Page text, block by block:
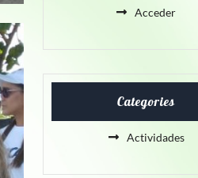
Acceder
Categories
Actividades